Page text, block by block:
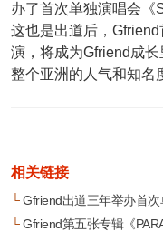
办了首次单独演唱会《
这也是出道后，
演，将成为Gfriend成
整个亚洲的人气和知名
相关链接
└Gfriend出道三年举办首次
└Gfriend第五张专辑《